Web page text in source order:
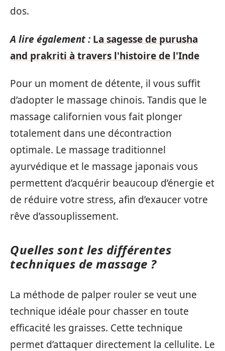
dos.
A lire également : La sagesse de purusha
and prakriti à travers l'histoire de l'Inde
Pour un moment de détente, il vous suffit
d’adopter le massage chinois. Tandis que le
massage californien vous fait plonger
totalement dans une décontraction
optimale. Le massage traditionnel
ayurvédique et le massage japonais vous
permettent d’acquérir beaucoup d’énergie et
de réduire votre stress, afin d’exaucer votre
rêve d’assouplissement.
Quelles sont les différentes
techniques de massage ?
La méthode de palper rouler se veut une
technique idéale pour chasser en toute
efficacité les graisses. Cette technique
permet d’attaquer directement la cellulite. Le